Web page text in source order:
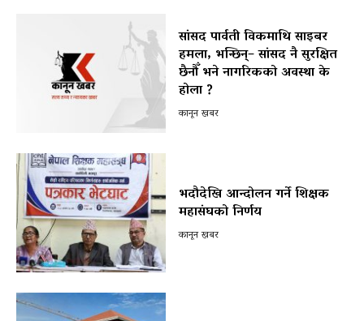
सांसद पार्वती विकमाथि साइबर
हमला, भन्छिन्– सांसद नै सुरक्षित
छैनौँ भने नागरिकको अवस्था के
होला ?
कानून खबर
भदौदेखि आन्दोलन गर्ने शिक्षक
महासंघको निर्णय
कानून खबर